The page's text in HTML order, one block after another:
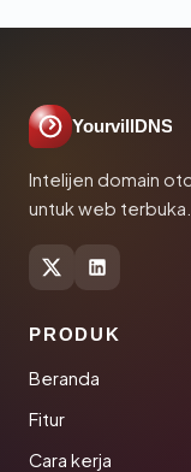
YourvillDNS
Intelijen domain
untuk web terbuka.
PRODUK
Beranda
Fitur
Cara kerja